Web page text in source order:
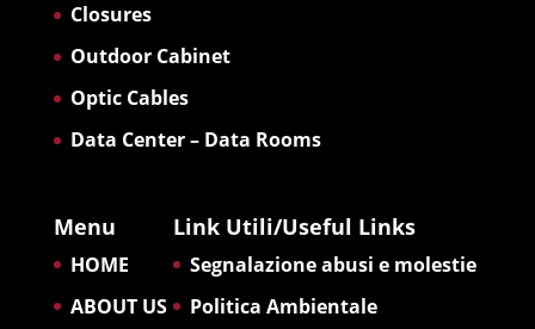
Closures
Outdoor Cabinet
Optic Cables
Data Center – Data Rooms
Menu
HOME
ABOUT US
Link Utili/Useful Links
Segnalazione abusi e molestie
Politica Ambientale